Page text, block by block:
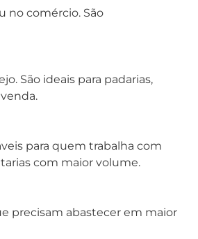
no comércio. São
São ideais para padarias,
para quem trabalha com
com maior volume.
precisam abastecer em maior